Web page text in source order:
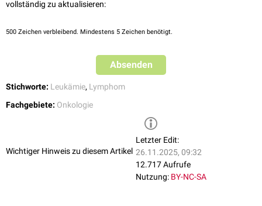
vollständig zu aktualisieren:
500 Zeichen verbleibend. Mindestens 5 Zeichen benötigt.
Absenden
Stichworte: Leukämie, Lymphom
Fachgebiete: Onkologie
Wichtiger Hinweis zu diesem Artikel
Letzter Edit:
26.11.2025, 09:32
12.717 Aufrufe
Nutzung: BY-NC-SA